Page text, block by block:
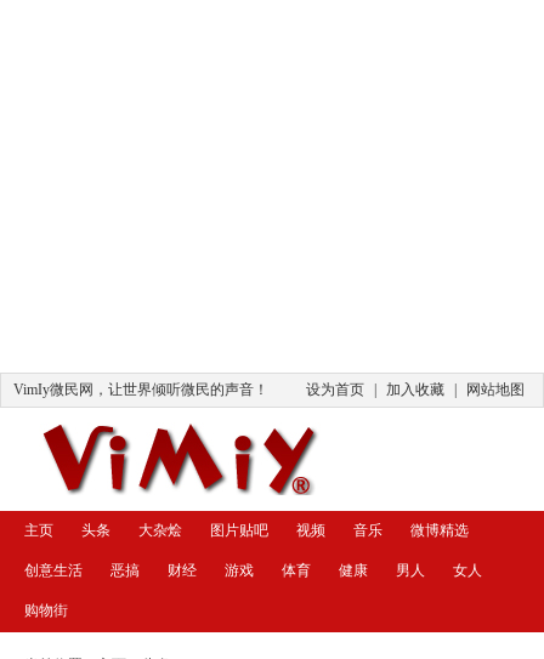
VimIy微民网，让世界倾听微民的声音！ 设为首页 加入收藏 网站地图
主页 头条 大杂烩 图片贴吧 视频 音乐 微博精选
创意生活 恶搞 财经 游戏 体育 健康 男人 女人
购物街